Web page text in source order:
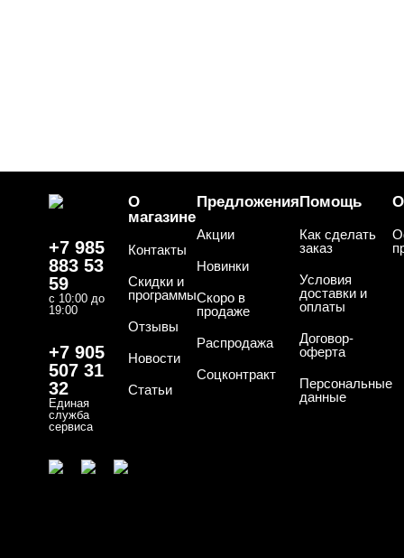
+7 985
883 53
59
с 10:00 до
19:00
+7 905
507 31
32
Единая
служба
сервиса
О
магазине
Контакты
Скидки и
программы
Отзывы
Новости
Статьи
Предложения
Акции
Новинки
Скоро в
продаже
Распродажа
Соцконтракт
Помощь
Как сделать
заказ
Условия
доставки и
оплаты
Договор-
оферта
Персональные
данные